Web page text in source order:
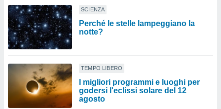
SCIENZA
Perché le stelle lampeggiano la
notte?
TEMPO LIBERO
I migliori programmi e luoghi per
godersi l'eclissi solare del 12
agosto